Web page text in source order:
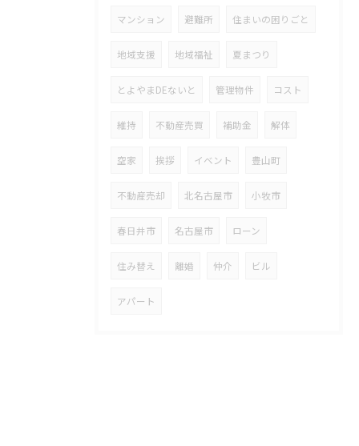
マンション 避難所 住まいの困りごと
地域支援 地域福祉 夏まつり
とよやまDEないと 管理物件 コスト
維持 不動産売買 補助金 解体
空家 挨拶 イベント 豊山町
不動産売却 北名古屋市 小牧市
春日井市 名古屋市 ローン
住み替え 離婚 仲介 ビル
アパート